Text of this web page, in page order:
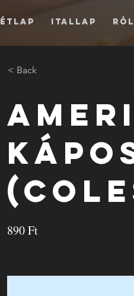
Étlap Itallap
< Back
890 Ft